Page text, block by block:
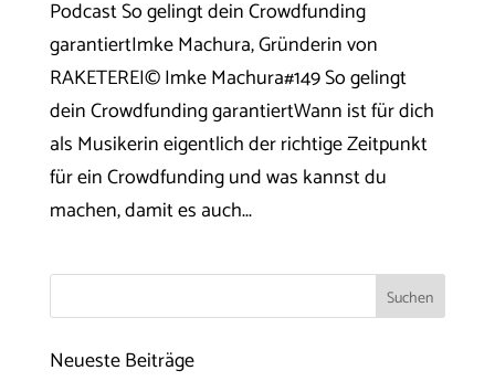
Podcast So gelingt dein Crowdfunding
garantiertImke Machura, Gründerin von
RAKETEREI© Imke Machura#149 So gelingt
dein Crowdfunding garantiertWann ist für dich
als Musikerin eigentlich der richtige Zeitpunkt
für ein Crowdfunding und was kannst du
machen, damit es auch...
Neueste Beiträge